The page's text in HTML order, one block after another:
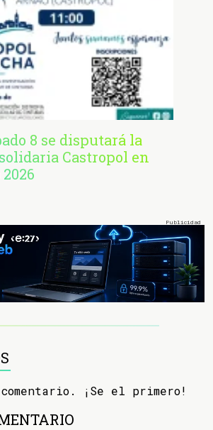
8 se disputará la
Castropol en
¡Se el primero!